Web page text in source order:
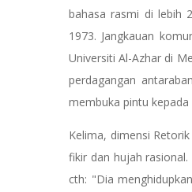
bahasa rasmi di lebih
1973. Jangkauan
Universiti Al-Azhar di
perdagangan
membuka pintu
Kelima, dimensi Retorik
fikir dan hujah
cth: "Dia